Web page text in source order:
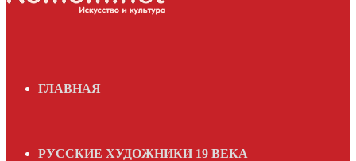
ГЛАВНАЯ
РУССКИЕ ХУДОЖНИКИ 19 ВЕКА